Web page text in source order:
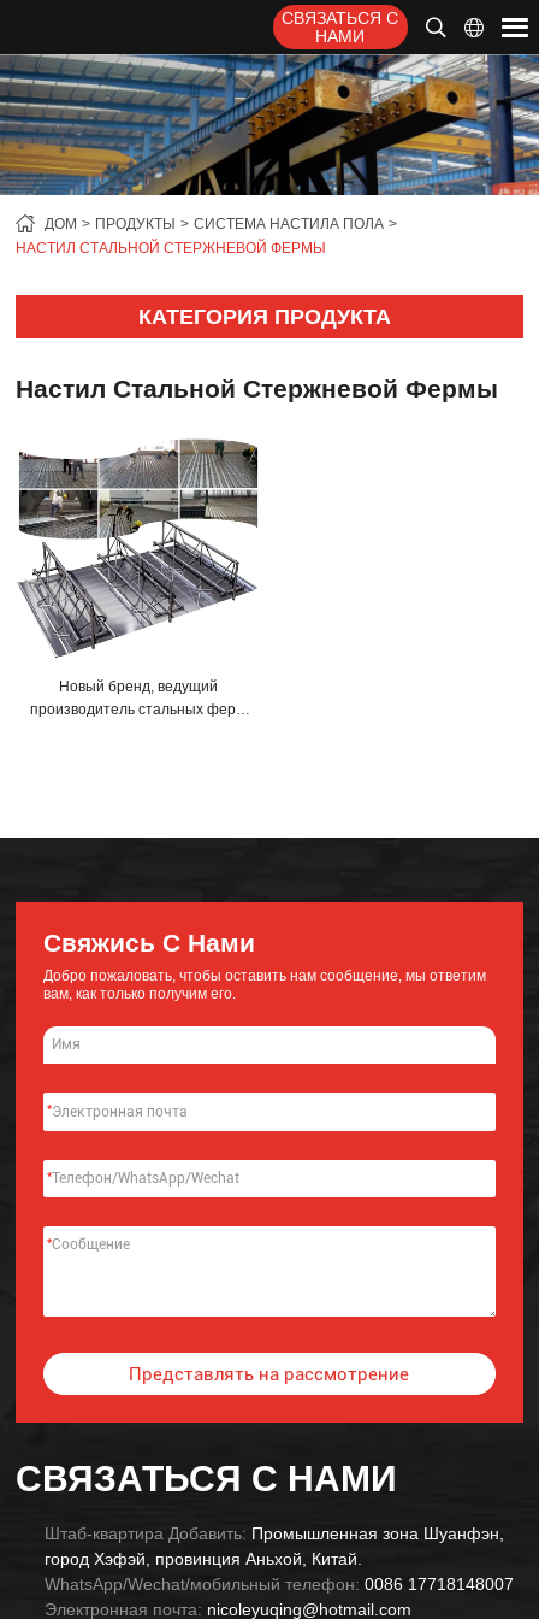
СВЯЗАТЬСЯ С
НАМИ
ДОМ ПРОДУКТЫ
СИСТЕМА НАСТИЛА ПОЛА
НАСТИЛ СТАЛЬНОЙ СТЕРЖНЕВОЙ ФЕРМЫ
КАТЕГОРИЯ ПРОДУКТА
Настил Стальной Стержневой Фермы
Новый бренд, ведущий
производитель стальных ферм
СВЯЗАТЬСЯ С НАМИ
Штаб-квартира Добавить: Промышленная зона Шуанфэн,
город Хэфэй, провинция Аньхой, Китай.
WhatsApp/Wechat/мобильный телефон: 0086 17718148007
Электронная почта: nicoleyuqing@hotmail.com
Свяжись С Нами
Добро пожаловать, чтобы оставить нам сообщение, мы ответим
вам, как только получим его.
*
*
*
Представлять на рассмотрение